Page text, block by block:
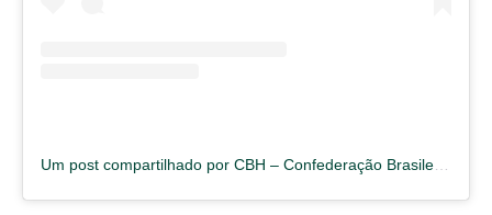
Um post compartilhado por CBH – Confederação Brasileira de Hipismo (@cbhoficial)